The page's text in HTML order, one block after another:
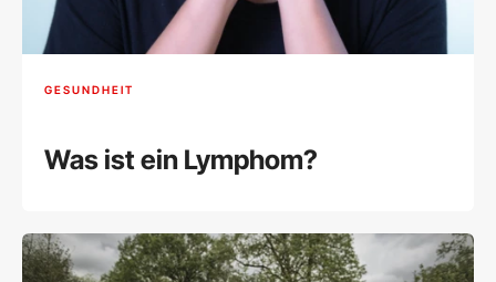
GESUNDHEIT
Was ist ein Lymphom?